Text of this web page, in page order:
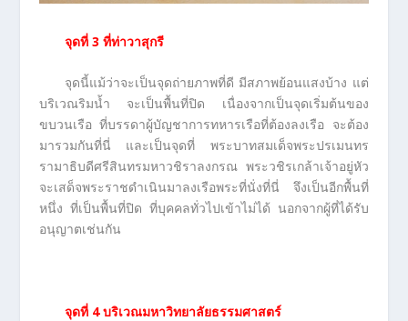
จุดที่ 3 ที่ท่าวาสุกรี
จุดนี้แม้ว่าจะเป็นจุดถ่ายภาพที่ดี มีสภาพย้อนแสงบ้าง แต่
บริเวณริมน้ำ จะเป็นพื้นที่ปิด เนื่องจากเป็นจุดเริ่มต้นของ
ขบวนเรือ ที่บรรดาผู้บัญชาการทหารเรือที่ต้องลงเรือ จะต้อง
มารวมกันที่นี่ และเป็นจุดที่ พระบาทสมเด็จพระปรเมนทร
รามาธิบดีศรีสินทรมหาวชิราลงกรณ พระวชิรเกล้าเจ้าอยู่หัว
จะเสด็จพระราชดำเนินมาลงเรือพระที่นั่งที่นี่ จึงเป็นอีกพื้นที่
หนึ่ง ที่เป็นพื้นที่ปิด ที่บุคคลทั่วไปเข้าไม่ได้ นอกจากผู้ที่ได้รับ
อนุญาตเช่นกัน
จุดที่ 4 บริเวณมหาวิทยาลัยธรรมศาสตร์